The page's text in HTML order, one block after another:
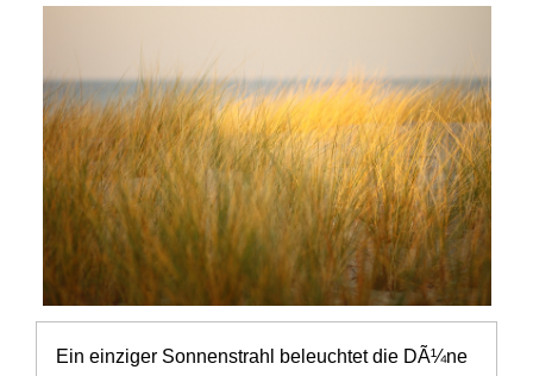
Ein einziger Sonnenstrahl beleuchtet die DÃ¼ne